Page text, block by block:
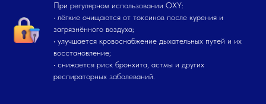
При регулярном использовании OXY:
• лёгкие очищаются от токсинов после курения и
загрязнённого воздуха;
• улучшается кровоснабжение дыхательных путей и их
восстановление;
• снижается риск бронхита, астмы и других
респираторных заболеваний.